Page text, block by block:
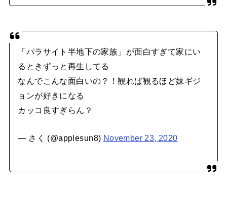
「パラサイト半地下の家族」が面白すぎて家にい
るときずっと再生してる
なんでこんな面白いの？！観れば観るほど妹ギジ
ョンが好きになる
カッコ良すぎらん？
— さく (@applesun8) November 23, 2020